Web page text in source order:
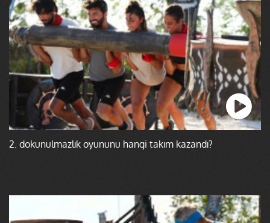
2. dokunulmazlık oyununu hangi takım kazandı?